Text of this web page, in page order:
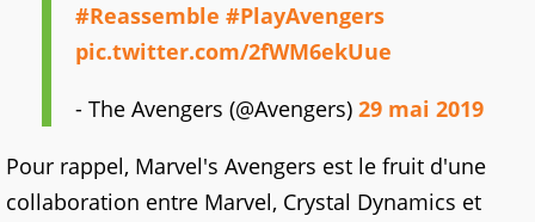
#Reassemble #PlayAvengers
pic.twitter.com/2fWM6ekUue
- The Avengers (@Avengers) 29 mai 2019
Pour rappel, Marvel's Avengers est le fruit d'une
collaboration entre Marvel, Crystal Dynamics et